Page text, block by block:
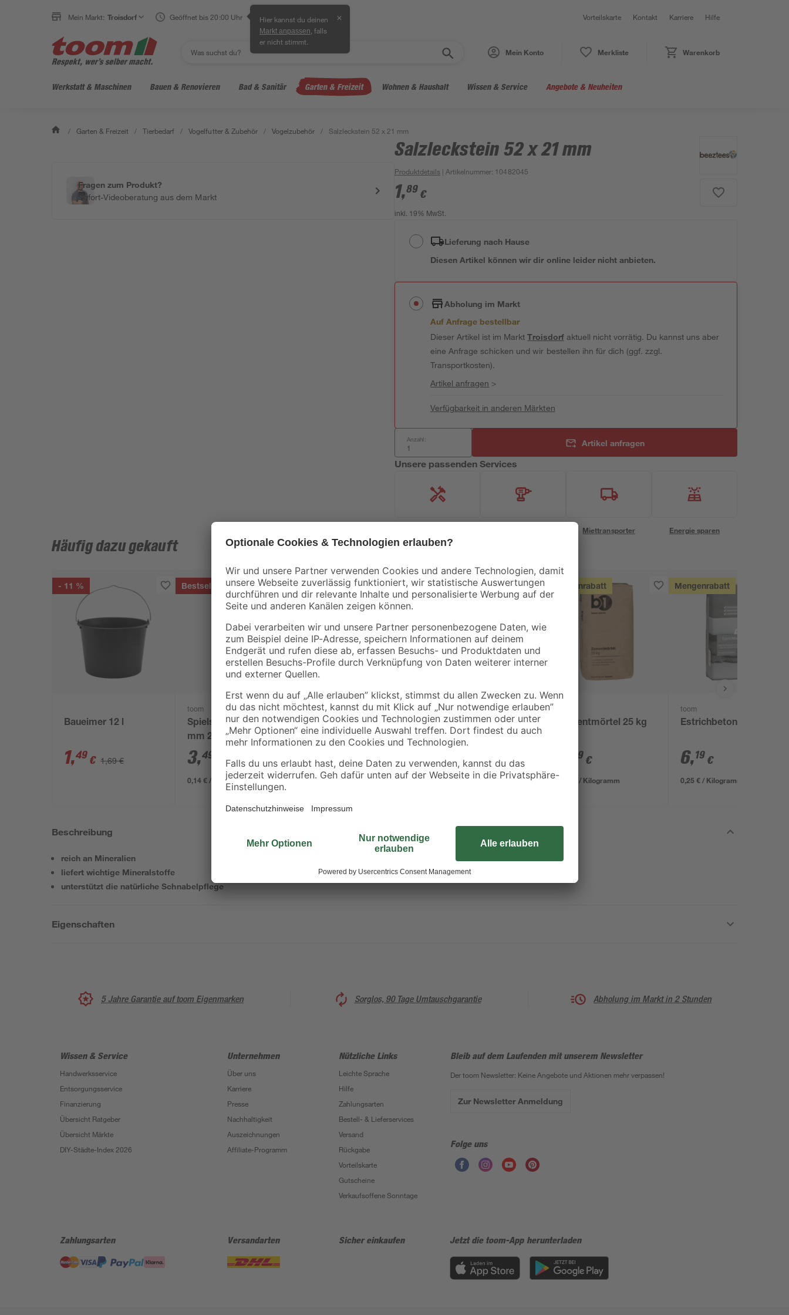
Mein Markt: Troisdorf Geöffnet bis 20:00 Uhr Hier kannst du deinen
Markt anpassen , falls
er nicht stimmt.
✕ Vorteilskarte Kontakt Karriere Hilfe
Mein Konto Merkliste Warenkorb
Werkstatt & Maschinen Bauen & Renovieren Bad & Sanitär Garten & Freizeit Wohnen & Haushalt Wissen & Service Angebote & Neuheiten
/ Garten & Freizeit / Tierbedarf / Vogelfutter & Zubehör / Vogelzubehör / Salzleckstein 52 x 21 mm
Fragen zum Produkt?
Sofort-Videoberatung aus dem Markt
Salzleckstein 52 x 21 mm
Produktdetails | Artikelnummer: 10482045
1,89 €
inkl. 19% MwSt.
Lieferung nach Hause
Diesen Artikel können wir dir online leider nicht anbieten.
Abholung im Markt
Auf Anfrage bestellbar
Dieser Artikel ist im MarktTroisdorfaktuell nicht vorrätig. Du kannst uns aber
eine Anfrage schicken und wir bestellen ihn für dich (ggf. zzgl.
Transportkosten).
Artikel anfragen >
Verfügbarkeit in anderen Märkten
Anzahl: Artikel anfragen
Unsere passenden Services
Miettransporter Energie sparen
Häufig dazu gekauft
- 11 %
Baueimer 12 l
1,49 € 1,69 €
Bestseller
toom
Spielsand beige 0-2
mm 25 kg
3,49
0,14 € / Kilogramm
Aktion
Mörtelkübel 'Profi
Line' 40 l
4, € 5,49 €
Mengenrabatt
toom
Schnellbeton 25 kg
7, €
0,32 € / Kilogramm
Mengenrabatt
Zementmörtel 25 kg
49 €
0,14 € / Kilogramm
Mengenrabatt
toom
Estrichbeton 25 kg
6,19 €
0,25 € / Kilogramm
Beschreibung
reich an Mineralien
liefert wichtige Mineralstoffe
unterstützt die natürliche Schnabelpflege
Eigenschaften
5 Jahre Garantie auf toom Eigenmarken Sorglos, 90 Tage Umtauschgarantie Abholung im Markt in 2 Stunden
Wissen & Service
Handwerksservice
Entsorgungsservice
Finanzierung
Übersicht Ratgeber
Übersicht Märkte
DIY-Städte-Index 2026
Unternehmen
Über uns
Karriere
Presse
Nachhaltigkeit
Auszeichnungen
Affiliate-Programm
Nützliche Links
Leichte Sprache
Hilfe
Zahlungsarten
Bestell- & Lieferservices
Versand
Rückgabe
Vorteilskarte
Gutscheine
Verkaufsoffene Sonntage
Bleib auf dem Laufenden mit unserem Newsletter
Der toom Newsletter: Keine Angebote und Aktionen mehr verpassen!
Zur Newsletter Anmeldung
Folge uns
Zahlungsarten Versandarten Sicher einkaufen Jetzt die toom-App herunterladen